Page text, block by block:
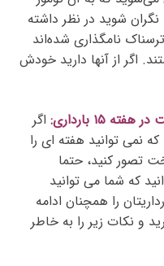
نگران شوید در نظر داشته
نامگذاری شده‌اند
اگر از آنها دارید خودش
بارداری:
اگر
نمی توانید هفته ای را
تصور کنید، حتما
که شما می توانید
را همچنان ادامه
و نکات زیر را به خاطر